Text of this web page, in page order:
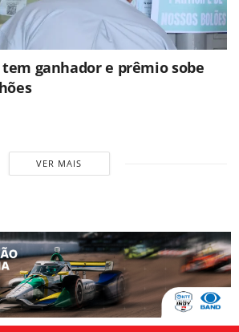
tem ganhador e prêmio sobe
VER MAIS